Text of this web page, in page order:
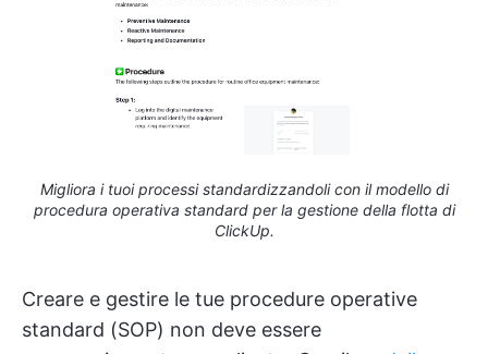
Migliora i tuoi processi standardizzandoli con il modello di
procedura operativa standard per la gestione della flotta di
ClickUp.
Creare e gestire le tue procedure operative
standard (SOP) non deve essere